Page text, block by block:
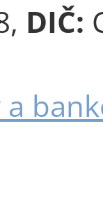
DIČ: